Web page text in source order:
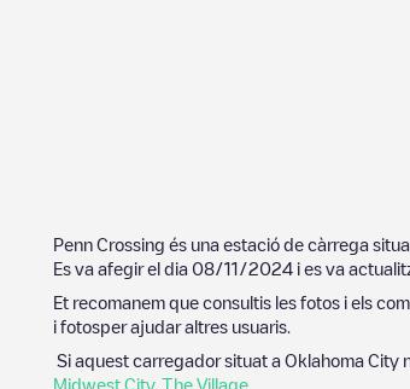
Penn Crossing és una estació de càrrega
Es va afegir el dia 08/11/2024 i es va
Et recomanem que consultis les fotos i els
i fotosper ajudar altres usuaris.
Si aquest carregador situat a Oklahoma City
Midwest City, The Village